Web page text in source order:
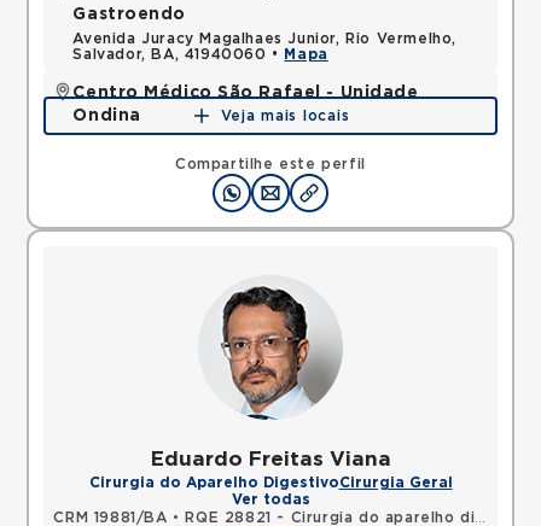
Compartilhe este perfil
Gastroendo
Avenida Juracy Magalhaes Junior, Rio Vermelho,
Salvador, BA, 41940060 •
Mapa
Centro Médico São Rafael - Unidade
Ondina
Avenida Milton Santos, Ondina, Salvador, BA,
Mapa
Veja mais locais
Eduardo Freitas Viana
Cirurgia do Aparelho DigestivoCirurgia Geral
Ver todas
CRM 19881/BA • RQE 28821 - Cirurgia do aparelho digestivo